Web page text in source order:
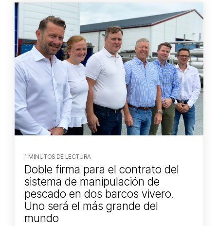
1 MINUTOS DE LECTURA
Doble firma para el contrato del
sistema de manipulación de
pescado en dos barcos vivero.
Uno será el más grande del
mundo